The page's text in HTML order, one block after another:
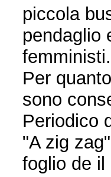
piccola
pendaglio
femministi.
Per
sono
Periodico
"A zig
foglio de il